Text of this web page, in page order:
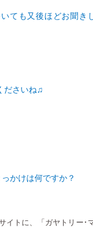
いても又後ほどお聞き
ださいね♫
かけは何ですか？
イトに、「ガヤトリー･